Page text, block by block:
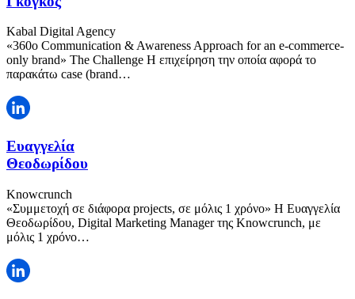
Kabal Digital Agency
«360o Communication & Awareness Approach for an e-commerce-
only brand» The Challenge Η επιχείρηση την οποία αφορά το
παρακάτω case (brand…
Ευαγγελία
Θεοδωρίδου
Knowcrunch
«Συμμετοχή σε διάφορα projects, σε μόλις 1 χρόνο» Η Ευαγγελία
Θεοδωρίδου, Digital Marketing Manager της Knowcrunch, με
μόλις 1 χρόνο…